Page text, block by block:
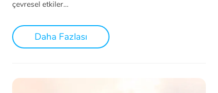
çevresel etkiler…
Daha Fazlası